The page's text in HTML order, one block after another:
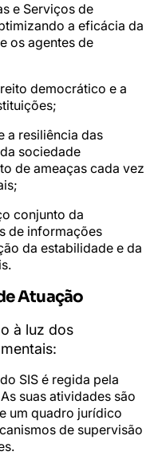
e Serviços de
a eficácia da
os agentes de
democrático e a
a resiliência das
sociedade
de ameaças cada vez
conjunto da
de informações
da estabilidade e da
Atuação
à luz dos
SIS é regida pela
suas atividades são
um quadro jurídico
de supervisão